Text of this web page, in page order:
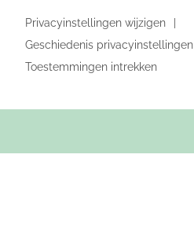
Privacyinstellingen wijzigen
Geschiedenis privacyinstellingen
Toestemmingen intrekken